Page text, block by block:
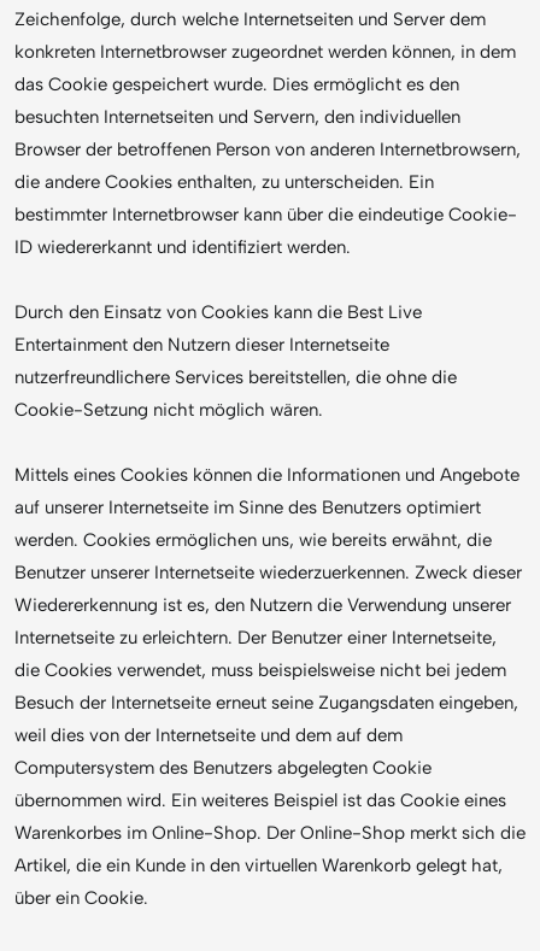
Zeichenfolge, durch welche Internetseiten und Server dem
konkreten Internetbrowser zugeordnet werden können, in dem
das Cookie gespeichert wurde. Dies ermöglicht es den
besuchten Internetseiten und Servern, den individuellen
Browser der betroffenen Person von anderen Internetbrowsern,
die andere Cookies enthalten, zu unterscheiden. Ein
bestimmter Internetbrowser kann über die eindeutige Cookie-
ID wiedererkannt und identifiziert werden.
Durch den Einsatz von Cookies kann die Best Live
Entertainment den Nutzern dieser Internetseite
nutzerfreundlichere Services bereitstellen, die ohne die
Cookie-Setzung nicht möglich wären.
Mittels eines Cookies können die Informationen und Angebote
auf unserer Internetseite im Sinne des Benutzers optimiert
werden. Cookies ermöglichen uns, wie bereits erwähnt, die
Benutzer unserer Internetseite wiederzuerkennen. Zweck dieser
Wiedererkennung ist es, den Nutzern die Verwendung unserer
Internetseite zu erleichtern. Der Benutzer einer Internetseite,
die Cookies verwendet, muss beispielsweise nicht bei jedem
Besuch der Internetseite erneut seine Zugangsdaten eingeben,
weil dies von der Internetseite und dem auf dem
Computersystem des Benutzers abgelegten Cookie
übernommen wird. Ein weiteres Beispiel ist das Cookie eines
Warenkorbes im Online-Shop. Der Online-Shop merkt sich die
Artikel, die ein Kunde in den virtuellen Warenkorb gelegt hat,
über ein Cookie.